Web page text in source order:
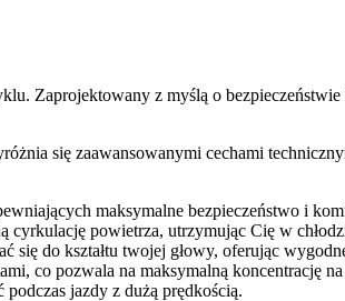
Zaprojektowany z myślą o
się zaawansowanymi cechami
maksymalne bezpieczeństwo i
powietrza, utrzymując Cię w
się do kształtu twojej głowy, oferując
co pozwala na maksymalną koncentrację
jazdy z dużą prędkością.